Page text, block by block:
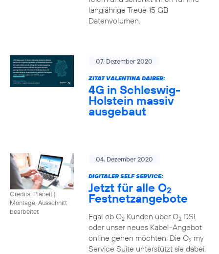
langjährige Treue 15 GB
Datenvolumen.
07. Dezember 2020
ZITAT VALENTINA DAIBER:
4G in Schleswig-
Holstein massiv
ausgebaut
Credits: Placeit |
Montage, Ausschnitt
bearbeitet
04. Dezember 2020
DIGITALER SELF SERVICE:
Jetzt für alle O2
Festnetzangebote
Egal ob O2Kunden über O2DSL
oder unser neues Kabel-Angebot
online gehen möchten: Die O2my
Service Suite unterstützt sie dabei,